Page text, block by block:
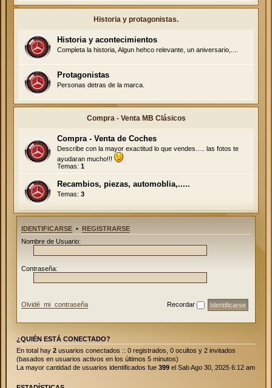
Historia y protagonistas.
Historia y acontecimientos
Completa la historia, Algun hehco relevante, un aniversario,....
Protagonistas
Personas detras de la marca.
Compra - Venta MB Clásicos
Compra - Venta de Coches
Describe con la mayor exactitud lo que vendes..... las fotos te
ayudaran mucho!!!
Temas: 1
Recambios, piezas, automoblia,.....
Temas: 3
IDENTIFICARSE • REGISTRARSE
Nombre de Usuario:
Contraseña:
Olvidé mi contraseña Recordar
¿QUIÉN ESTÁ CONECTADO?
En total hay 2 usuarios conectados :: 0 registrados, 0 ocultos y 2 invitados
(basados en usuarios activos en los últimos 5 minutos)
La mayor cantidad de usuarios identificados fue 399 el Sab Ago 30, 2025 6:12 am